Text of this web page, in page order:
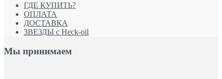
ГДЕ КУПИТЬ?
ОПЛАТА
ДОСТАВКА
ЗВЕЗДЫ с Heck-oil
Мы принимаем